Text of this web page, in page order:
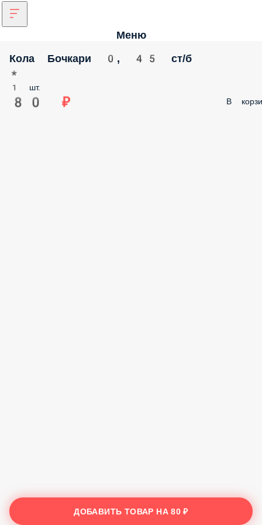
Меню
Кола Бочкари 0, 45 ст/б
*
1 шт.
80 ₽ В
ДОБАВИТЬ ТОВАР НА80 ₽